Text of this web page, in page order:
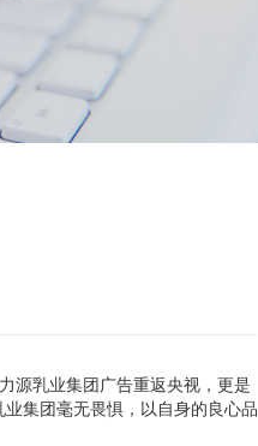
源乳业集团广告重返央视，更是
集团毫无畏惧，以自身的良心品